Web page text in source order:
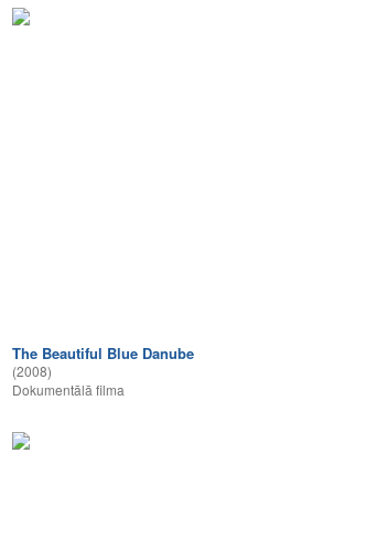
The Beautiful Blue Danube
(2008)
Dokumentālā filma